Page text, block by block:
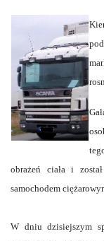
obrażeń ciała i
samochodem
W dniu dzisiejszym